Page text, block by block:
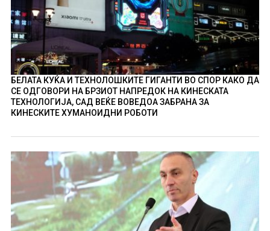
БЕЛАТА КУЌА И ТЕХНОЛОШКИТЕ ГИГАНТИ ВО СПОР КАКО ДА
СЕ ОДГОВОРИ НА БРЗИОТ НАПРЕДОК НА КИНЕСКАТА
ТЕХНОЛОГИЈА, САД ВЕЌЕ ВОВЕДОА ЗАБРАНА ЗА
КИНЕСКИТЕ ХУМАНОИДНИ РОБОТИ